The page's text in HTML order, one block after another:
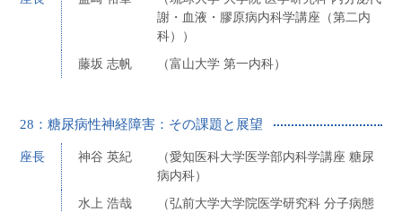
謝・血液・膠原病内科学講座（第二内
科））
藤坂 志帆 （富山大学 第一内科）
28：糖尿病性神経障害：その課題と展望
座長 神谷 英紀
（愛知医科大学医学部内科学講座 糖尿
病内科）
水上 浩哉
（弘前大学大学院医学研究科 分子病態